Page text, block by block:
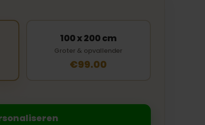
100 x 200 cm
Groter & opvallender
€99.00